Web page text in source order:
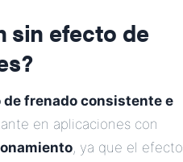
sin efecto de
frenado consistente e
en aplicaciones con
, ya que el efecto